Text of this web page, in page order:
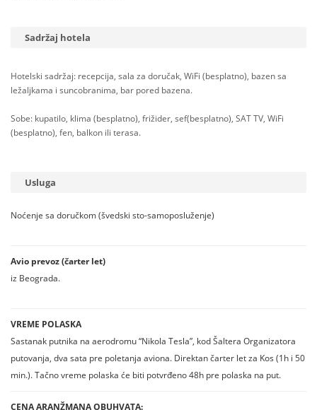
Sadržaj hotela
Hotelski sadržaj: recepcija, sala za doručak, WiFi (besplatno), bazen sa
ležaljkama i suncobranima, bar pored bazena.
Sobe: kupatilo, klima (besplatno), frižider, sef(besplatno), SAT TV, WiFi
(besplatno), fen, balkon ili terasa.
Usluga
Noćenje sa doručkom (švedski sto-samoposluženje)
Avio prevoz (čarter let)
iz Beograda.
VREME POLASKA
Sastanak putnika na aerodromu “Nikola Tesla”, kod Šaltera Organizatora
putovanja, dva sata pre poletanja aviona. Direktan čarter let za Kos (1h i 50
min.). Tačno vreme polaska će biti potvrđeno 48h pre polaska na put.
CENA ARANŽMANA OBUHVATA: